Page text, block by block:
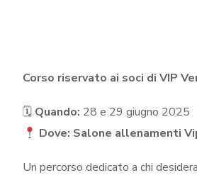
Corso riservato ai soci di VIP
🗓 Quando: 28 e 29 giugno 2025
Dove: Salone allenamenti
Un percorso dedicato a chi